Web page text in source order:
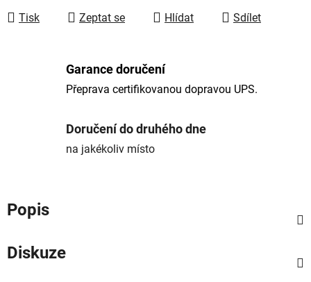
Tisk Zeptat se Hlídat Sdílet
Garance doručení
Přeprava certifikovanou dopravou UPS.
Doručení do druhého dne
na jakékoliv místo
Popis
Diskuze